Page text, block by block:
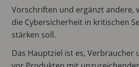
Vorschriften und ergänzt andere,
die Cybersicherheit in kritischen
stärken soll.
Das Hauptziel ist es, Verbraucher